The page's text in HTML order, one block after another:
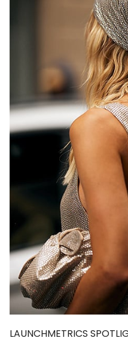
LAUNCHMETRICS